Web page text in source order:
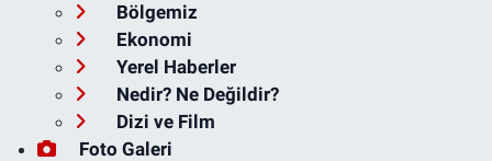
Bölgemiz
Ekonomi
Yerel Haberler
Nedir? Ne Değildir?
Dizi ve Film
Foto Galeri